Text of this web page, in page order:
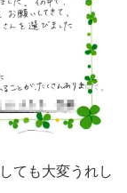
ても大変うれし